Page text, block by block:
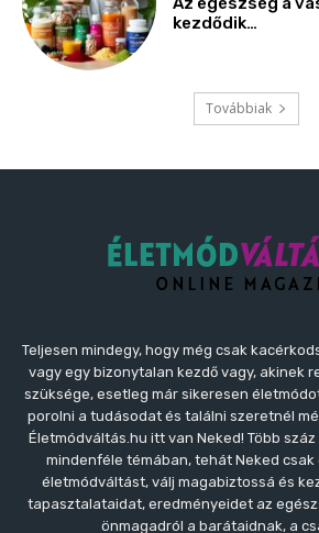
kezdődik…
Továbbiak
Teljesen mindegy, hogy még csak
vagy egy bizonytalan kezdő vagy, akinek
szüksége, esetleg már sikeresen
porolni a tudásodat és találni szeretnél
Életmódváltás.hu itt van Neked! Több
mindenféle témában, tehát Neked csak
életmódváltást, válj magabiztossá és
tapasztalataidat, eredményeidet az
önmagadról a barátaidnak, a